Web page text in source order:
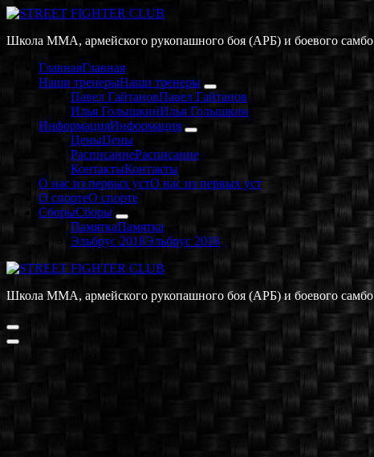
Перейти
содержимому
Школа MMA, армейского рукопашного боя (АРБ) и боевого самбо
ГлавнаяГлавная
Наши тренерыНаши тренеры
Павел ГайтановПавел Гайтанов
Илья ГолышкинИлья Голышкин
ИнформацияИнформация
ЦеныЦены
РасписаниеРасписание
КонтактыКонтакты
О нас из первых устО нас из первых уст
О спортеО спорте
СборыСборы
ПамяткаПамятка
Эльбрус 2018Эльбрус 2018
Школа MMA, армейского рукопашного боя (АРБ) и боевого самбо